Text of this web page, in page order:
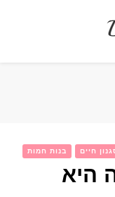
בנות חמות חיים
היא